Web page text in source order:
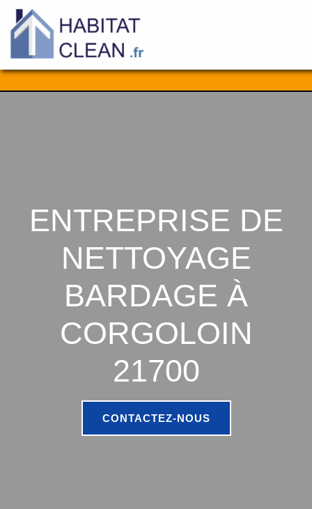
Aller
ENTREPRISE DE
NETTOYAGE
BARDAGE À
CORGOLOIN
21700
CONTACTEZ-NOUS